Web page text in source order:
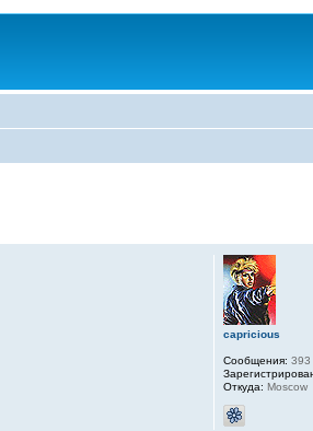
capricious
Сообщения: 393
Откуда: Moscow